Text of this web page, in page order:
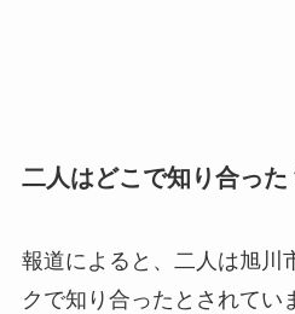
二人はどこで知り合った
報道によると、二人は旭川
クで知り合ったとされてい